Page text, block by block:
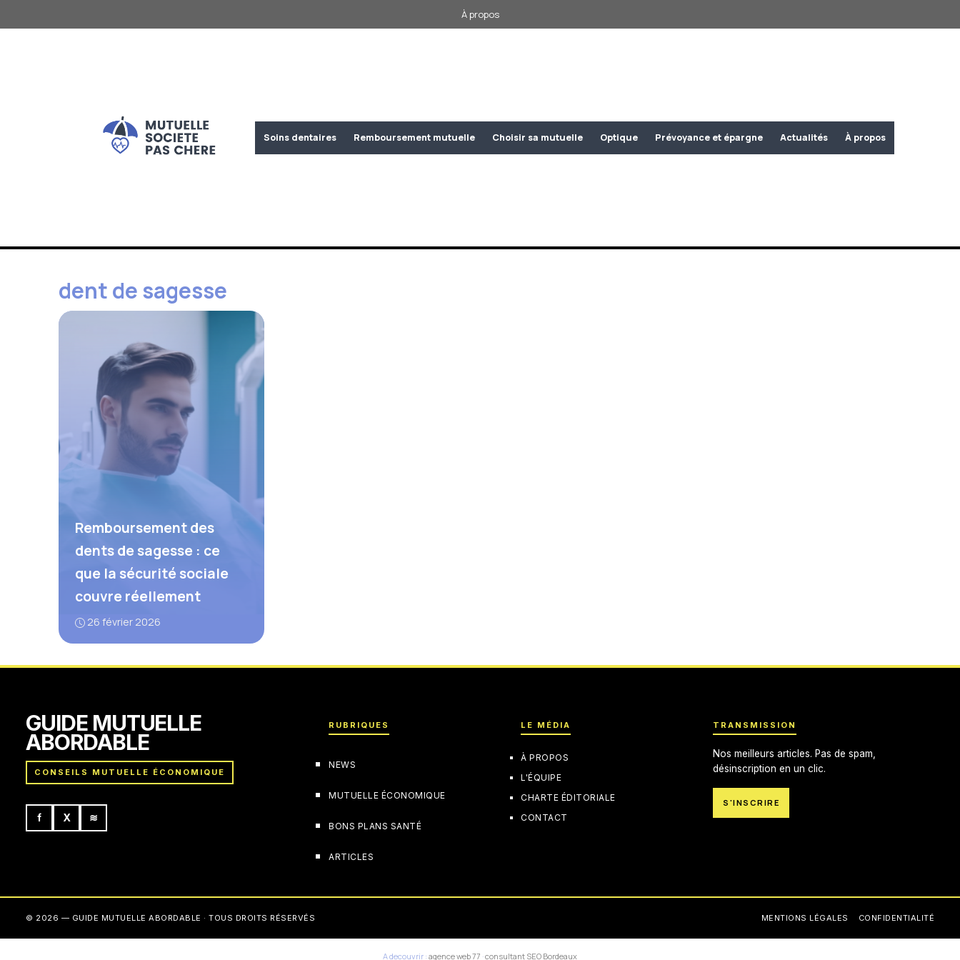
au
À propos
Soins dentaires Remboursement mutuelle Choisir sa mutuelle Optique Prévoyance et épargne Actualités À propos
dent de sagesse
Remboursement des
dents de sagesse : ce
que la sécurité sociale
couvre réellement
26 février 2026
GUIDE MUTUELLE
ABORDABLE
CONSEILS MUTUELLE ÉCONOMIQUE
f X ≋
RUBRIQUES
NEWS
MUTUELLE ÉCONOMIQUE
BONS PLANS SANTÉ
ARTICLES
LE MÉDIA
À PROPOS
L'ÉQUIPE
CHARTE ÉDITORIALE
CONTACT
TRANSMISSION
Nos meilleurs articles. Pas de spam,
désinscription en un clic.
S'INSCRIRE
© 2026 — GUIDE MUTUELLE ABORDABLE · TOUS DROITS RÉSERVÉS MENTIONS LÉGALES CONFIDENTIALITÉ
A decouvrir : agence web 77 ·consultant SEO Bordeaux